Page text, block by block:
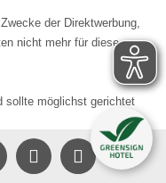
der Direktwerbung,
nicht mehr für diese
sollte möglichst gerichtet
GmbH & Co.KG
 